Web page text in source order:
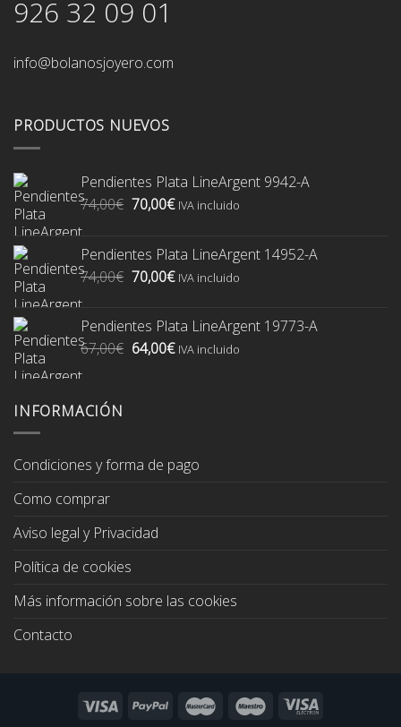
926 32 09 01
info@bolanosjoyero.com
PRODUCTOS NUEVOS
Pendientes Plata LineArgent 9942-A
74,00€ El
era:
74,00€.
70,00€El
es:
70,00€.
IVA incluido
Pendientes Plata LineArgent 14952-A
74,00€ El
era:
74,00€.
70,00€El
es:
70,00€.
IVA incluido
Pendientes Plata LineArgent 19773-A
67,00€ El
64,00€ElIVA incluido
INFORMACIÓN
Condiciones y forma de pago
Como comprar
Aviso legal y Privacidad
Política de cookies
Más información sobre las cookies
Contacto